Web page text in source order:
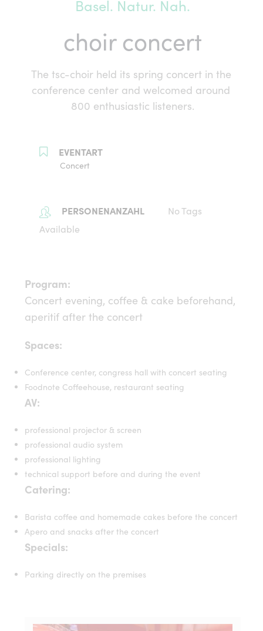
Basel. Natur. Nah.
choir concert
The tsc-choir held its spring concert in the
conference center and welcomed around
800 enthusiastic listeners.
Concert
No Tags
Available
Program:
Concert evening, coffee & cake beforehand,
aperitif after the concert
Spaces:
Conference center, congress hall with concert seating
Foodnote Coffeehouse, restaurant seating
AV:
professional projector & screen
professional audio system
professional lighting
technical support before and during the event
Catering:
Barista coffee and homemade cakes before the concert
Apero and snacks after the concert
Specials:
Parking directly on the premises